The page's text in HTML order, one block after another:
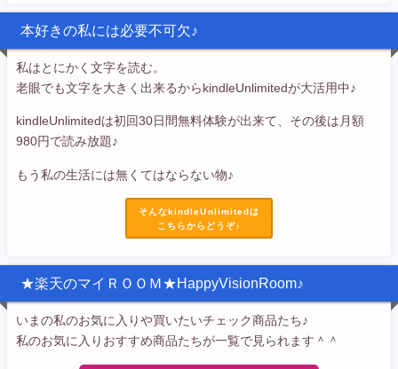
本好きの私には必要不可欠♪
私はとにかく文字を読む。
老眼でも文字を大きく出来るからkindleUnlimitedが大活用中♪
kindleUnlimitedは初回30日間無料体験が出来て、その後は月額
980円で読み放題♪
もう私の生活には無くてはならない物♪
そんなkindleUnlimitedは
こちらからどうぞ♪
★楽天のマイＲＯＯＭ★HappyVisionRoom♪
いまの私のお気に入りや買いたいチェック商品たち♪
私のお気に入りおすすめ商品たちが一覧で見られます＾＾